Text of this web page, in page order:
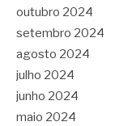
outubro 2024
setembro 2024
agosto 2024
julho 2024
junho 2024
maio 2024